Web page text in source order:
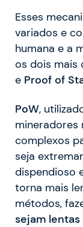
Esses
variados e
humana e a
os dois mais
e Proof of
PoW,
mineradores
complexos
seja
dispendioso
torna mais
métodos,
sejam lentas